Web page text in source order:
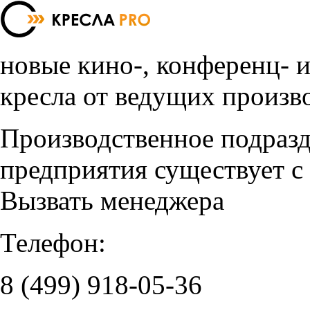
новые кино-, конференц-
кресла от ведущих
Производственное
предприятия существует
Вызвать менеджера
Телефон:
8 (499) 918-05-36